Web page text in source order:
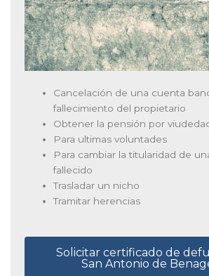
Cancelación de una cuenta
fallecimiento del propietario
Obtener la pensión por
Para ultimas voluntades
Para cambiar la titularidad de
fallecido
Trasladar un nicho
Tramitar herencias
Solicitar certificado de
San Antonio de